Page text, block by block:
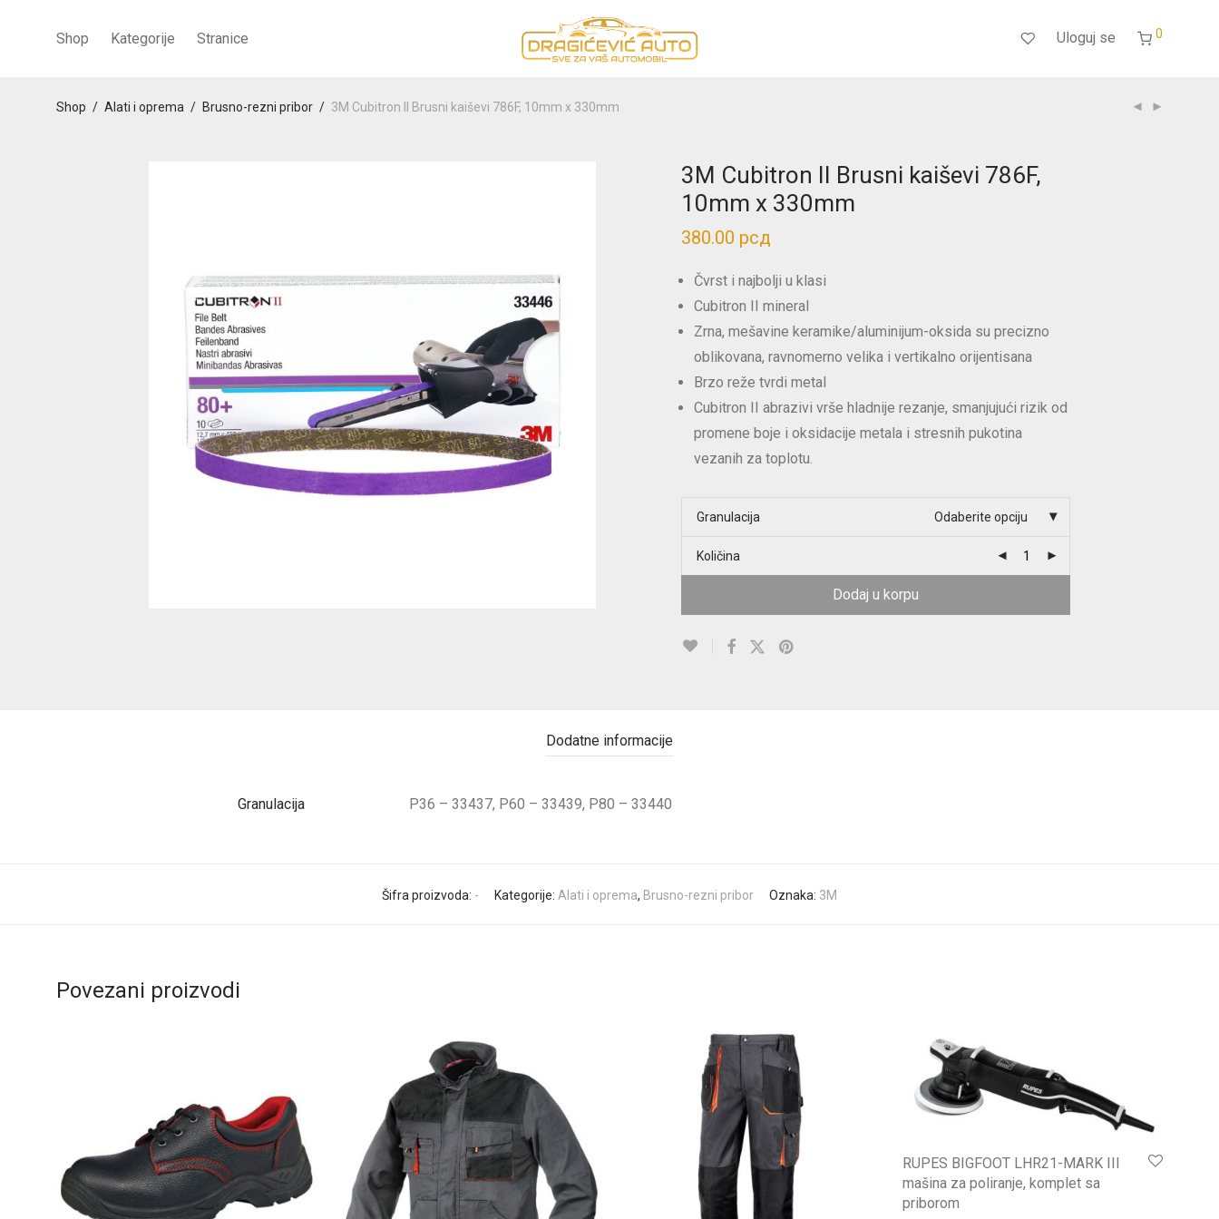
Shop Kategorije Stranice Uloguj se 0
Shop / Alati i oprema / Brusno-rezni pribor / 3M Cubitron II Brusni kaiševi 786F, 10mm x 330mm
3M Cubitron II Brusni kaiševi 786F,
10mm x 330mm
380.00 рсд
Čvrst i najbolji u klasi
Cubitron II mineral
Zrna, mešavine keramike/aluminijum-oksida su precizno
oblikovana, ravnomerno velika i vertikalno orijentisana
Brzo reže tvrdi metal
Cubitron II abrazivi vrše hladnije rezanje, smanjujući rizik od
promene boje i oksidacije metala i stresnih pukotina
vezanih za toplotu.
Granulacija Odaberite opciju
Količina
Dodaj u korpu
Dodatne informacije
Granulacija P36 – 33437, P60 – 33439, P80 – 33440
Šifra proizvoda: - Kategorije: Alati i oprema, Brusno-rezni pribor Oznaka: 3M
Povezani proizvodi
RUPES BIGFOOT LHR21-MARK III
mašina za poliranje, komplet sa
priborom